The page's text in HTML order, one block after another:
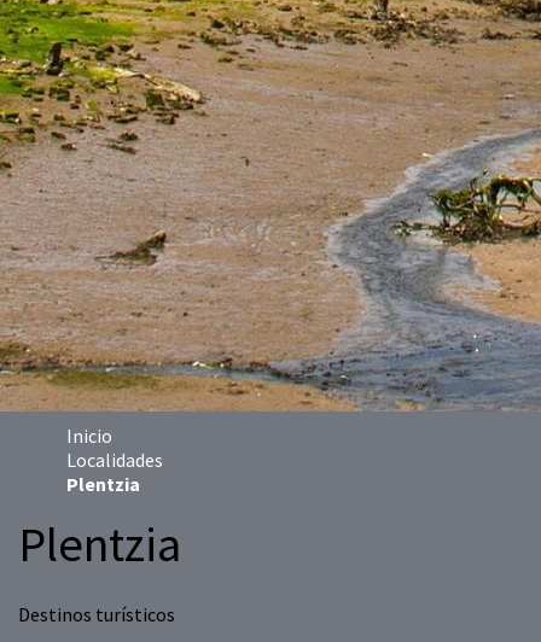
Inicio
Localidades
Plentzia
Plentzia
Destinos turísticos